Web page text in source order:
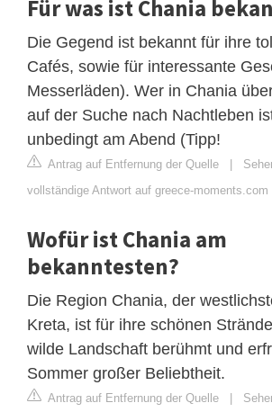
Für was ist Chania
Die Gegend ist bekannt für ihre
Cafés, sowie für interessante
Messerläden). Wer in Chania
auf der Suche nach Nachtleben
unbedingt am Abend (Tipp!
Antrag auf Entfernung der Quelle
vollständige Antwort auf greece-moments.com
Wofür ist Chania am
bekanntesten?
Die Region Chania, der
Kreta, ist für ihre schönen
wilde Landschaft berühmt und
Sommer großer Beliebtheit.
Antrag auf Entfernung der Quelle